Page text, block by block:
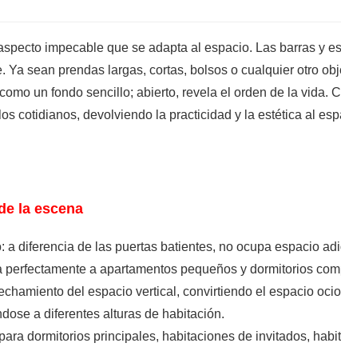
impecable que se adapta al espacio. Las barras y
sean prendas largas, cortas, bolsos o cualquier otro
un fondo sencillo; abierto, revela el orden de la vida.
cotidianos, devolviendo la practicidad y la estética al
la escena
diferencia de las puertas batientes, no ocupa espacio
a apartamentos pequeños y dormitorios
del espacio vertical, convirtiendo el espacio
a diferentes alturas de habitación.
dormitorios principales, habitaciones de invitados,